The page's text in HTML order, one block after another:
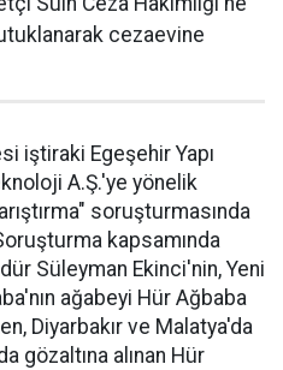
cezaevine
iştiraki Egeşehir Yapı
A.Ş.'ye yönelik
soruşturmasında
kapsamında
Süleyman Ekinci'nin, Yeni
ağabeyi Hür Ağbaba
Diyarbakır ve Malatya'da
gözaltına alınan Hür